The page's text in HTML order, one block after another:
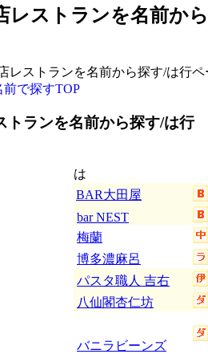
レストランを名前か
レストランを名前から探す/は行
前で探すTOP
トランを名前から探す/は行
は
BAR大田屋
bar NEST
梅蘭
博多濃麻呂
パスタ職人 吉右
八仙閣杏仁坊
バニラビーンズ